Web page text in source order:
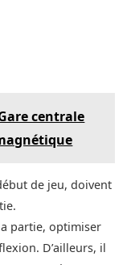
centrale
de jeu, doivent
partie, optimiser
D’ailleurs, il